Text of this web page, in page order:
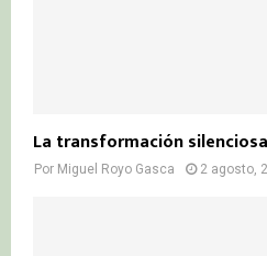
La transformación
Por Miguel Royo Gasca 2 agosto,